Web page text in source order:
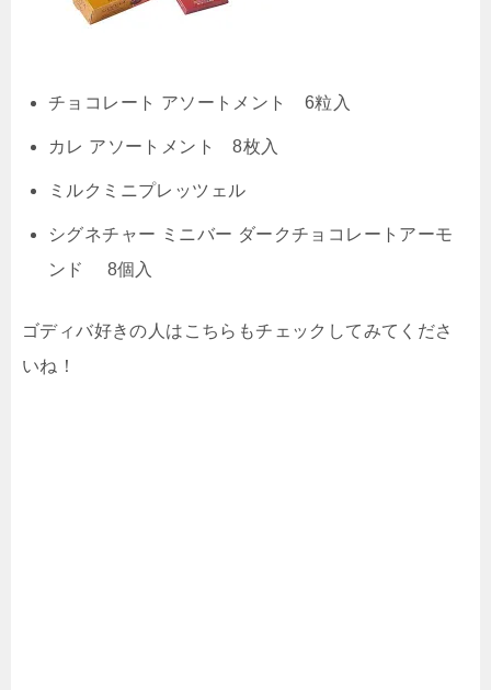
チョコレート アソートメント 6粒入
カレ アソートメント 8枚入
ミルクミニプレッツェル
シグネチャー ミニバー ダークチョコレートアーモ
ンド 8個入
ゴディバ好きの人はこちらもチェックしてみてくださ
いね！